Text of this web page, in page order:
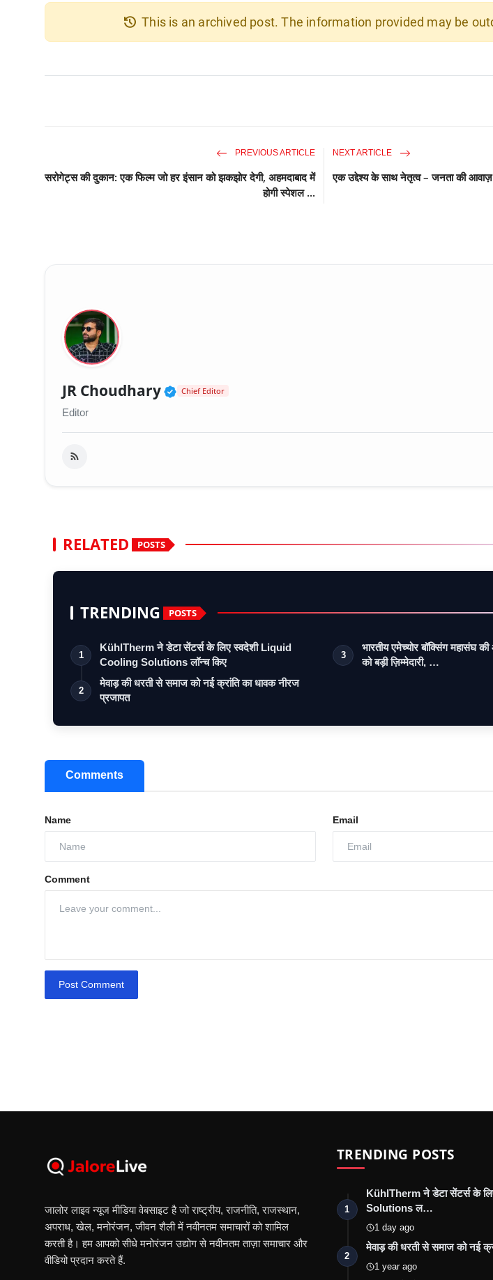
history This is an archived post. The information provided may be
PREVIOUS ARTICLE
सरोगेट्स की दुकान: एक फिल्म जो हर इंसान को झकझोर देगी, अहमदाबाद में
होगी स्पेशल ...
NEXT ARTICLE
एक उद्देश्य के साथ नेतृत्व – जनता की
JR Choudhary Verified Public Figure • 30 Mar, 2026
Chief Editor
Editor
RELATED POSTS
TRENDING POSTS
1
KühlTherm ने डेटा सेंटर्स के लिए स्वदेशी Liquid
Cooling Solutions लॉन्च किए
2
मेवाड़ की धरती से समाज को नई क्रांति का धावक नीरज
प्रजापत
3
भारतीय एमेच्योर बॉक्सिंग महासंघ
को बड़ी ज़िम्मेदारी, …
Comments
Name Email
Comment
Post Comment
जालोर लाइव न्यूज मीडिया वेबसाइट है जो राष्ट्रीय, राजनीति, राजस्थान,
अपराध, खेल, मनोरंजन, जीवन शैली में नवीनतम समाचारों को शामिल
करती है। हम आपको सीधे मनोरंजन उद्योग से नवीनतम ताज़ा समाचार और
वीडियो प्रदान करते हैं.
TRENDING POSTS
1
KühlTherm ने डेटा सेंटर्स के
Solutions ल…
1 day ago
2
मेवाड़ की धरती से समाज को नई
1 year ago